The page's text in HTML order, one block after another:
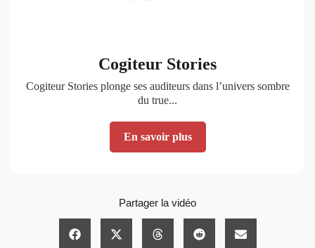
Cogiteur Stories
Cogiteur Stories plonge ses auditeurs dans l’univers sombre
du true...
En savoir plus
Partager la vidéo